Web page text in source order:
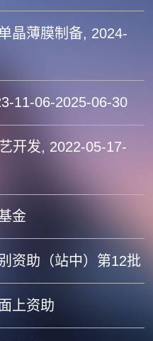
晶薄膜制备, 2024-
11-06-2025-06-30
开发, 2022-05-17-
金
资助（站中）第12批
上资助